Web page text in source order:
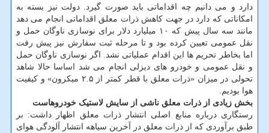
دارد و می دانیم چه اقداماتی باید صورت گیرد. دولت نیز بسته به
امکاناتی که دارد در جهت کاهش ذرات معلق اقداماتی انجام می دهد
مانند سه سال پیش که ۱۰ میلیارد دلار برای نوسازی ناوگان حمل و
نقل عمومی تعیین کرده بود و تا مرحله ثبت سفارش نیز پیش رفت
اما بخاطر تحریم ها این اقدام عملیاتی نشد. اگر نوسازی ناوگان حمل
و نقل عمومی و خودرو های دیزلی انجام می شد اساسا حالا شاهد
تحولی در میزان «ذرات معلق با قطر کمتر از ۲.۵ میکرون» و کیفیت
هوا بودیم.
بخش زیادی از ذرات معلق ناشی از سایش لاستیک خودروهاست
رستگاری درباره منابع اصلی انتشار ذرات معلق اظهار داشت: بر
طبق برآوردی که از ذرات معلق در آخرین سیاهه انتشار آلودگی هوای